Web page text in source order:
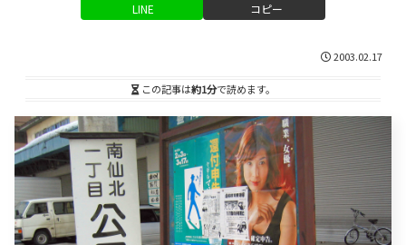
LINE コピー
2003.02.17
この記事は約1分で読めます。